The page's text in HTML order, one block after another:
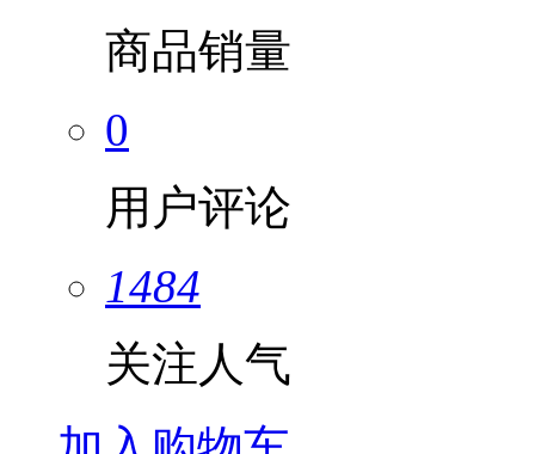
商品销量
0
用户评论
1484
关注人气